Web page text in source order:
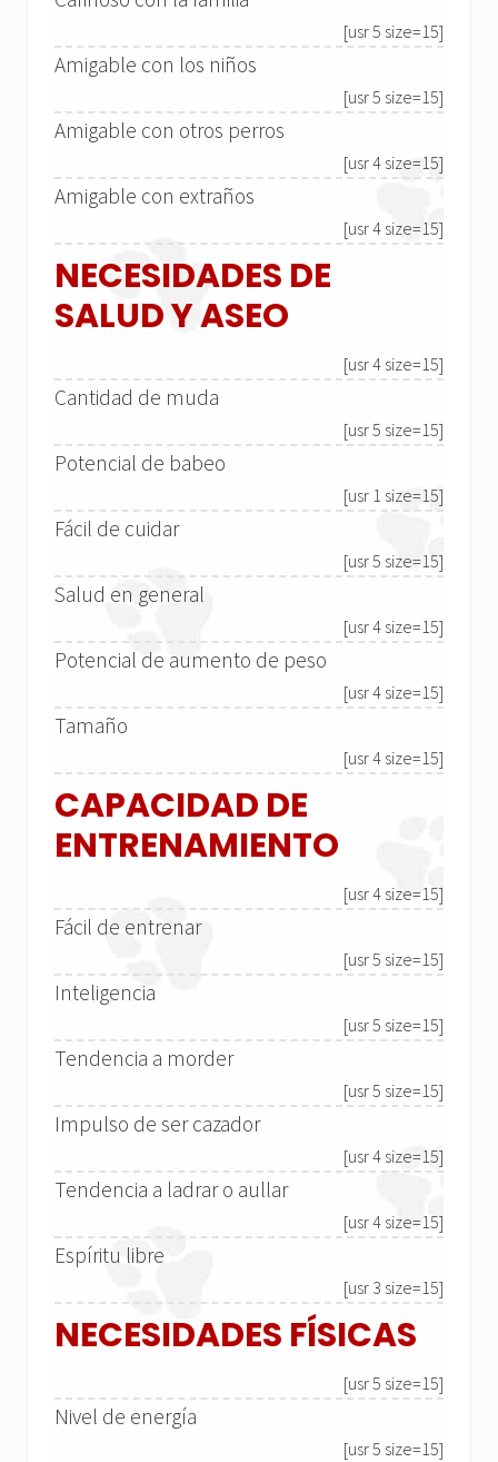
[usr 5 size=15]
Amigable con los niños
[usr 5 size=15]
Amigable con otros perros
[usr 4 size=15]
Amigable con extraños
[usr 4 size=15]
NECESIDADES DE
SALUD Y ASEO
[usr 4 size=15]
Cantidad de muda
[usr 5 size=15]
Potencial de babeo
[usr 1 size=15]
Fácil de cuidar
[usr 5 size=15]
Salud en general
[usr 4 size=15]
Potencial de aumento de peso
[usr 4 size=15]
Tamaño
[usr 4 size=15]
CAPACIDAD DE
ENTRENAMIENTO
[usr 4 size=15]
Fácil de entrenar
[usr 5 size=15]
Inteligencia
[usr 5 size=15]
Tendencia a morder
[usr 5 size=15]
Impulso de ser cazador
[usr 4 size=15]
Tendencia a ladrar o aullar
[usr 4 size=15]
Espíritu libre
[usr 3 size=15]
NECESIDADES FÍSICAS
[usr 5 size=15]
Nivel de energía
[usr 5 size=15]